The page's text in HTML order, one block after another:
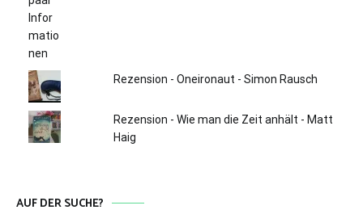
Rezension - Oneironaut - Simon Rausch
Rezension - Wie man die Zeit anhält - Matt
Haig
AUF DER SUCHE?